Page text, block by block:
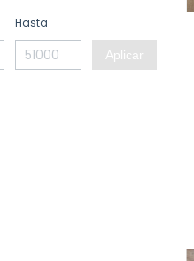
Hasta
Aplicar